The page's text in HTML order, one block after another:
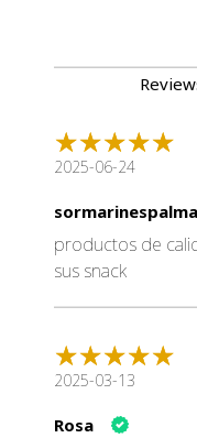
2025-06-24
productos de
sus snack
2025-03-13
Rosa